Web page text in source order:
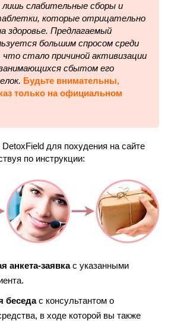
слабительные сборы и
которые отрицательно
здоровье. Предлагаемый
большим спросом среди
что стало причиной активизации
сбытом его
Будьте внимательны,
только на официальном
для похудения на сайте
по инструкции:
анкета-заявкас указанными
беседас консультантом о
в ходе которой вы также